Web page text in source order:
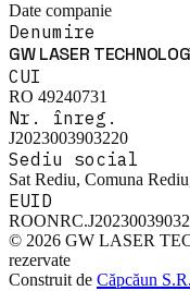
Date companie
Denumire
GW LASER
CUI
RO 49240731
Nr. înreg.
J2023003903220
Sediu social
Sat Rediu, Comuna
EUID
© 2026 GW LASER
rezervate
Construit de Căpcăun